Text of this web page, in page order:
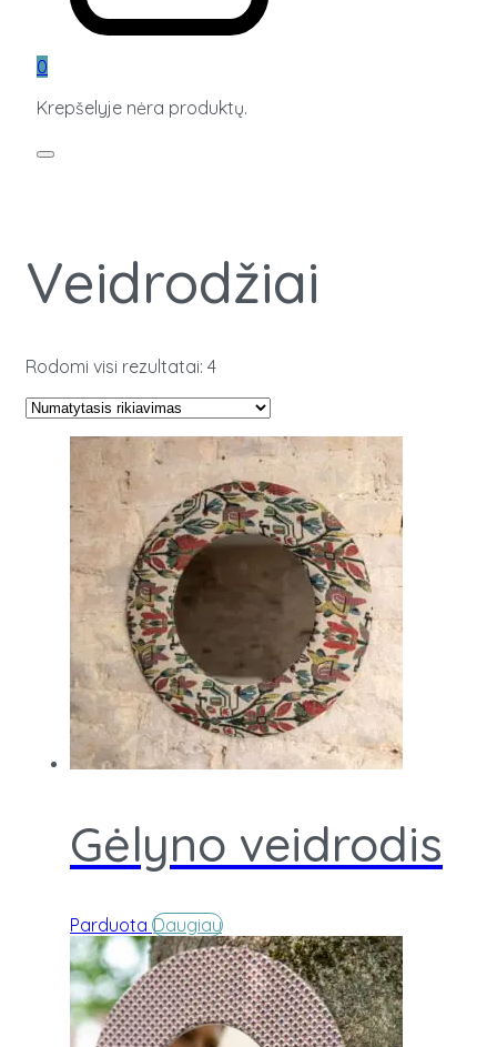
0
Krepšelyje nėra produktų.
Veidrodžiai
Rodomi visi rezultatai: 4
Gėlyno veidrodis
Parduota Daugiau